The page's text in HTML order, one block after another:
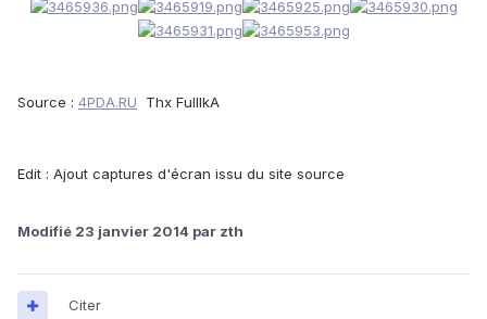
Source : 4PDA.RU Thx FuIIIkA
Edit : Ajout captures d'écran issu du site source
Modifié 23 janvier 2014 par zth
Citer